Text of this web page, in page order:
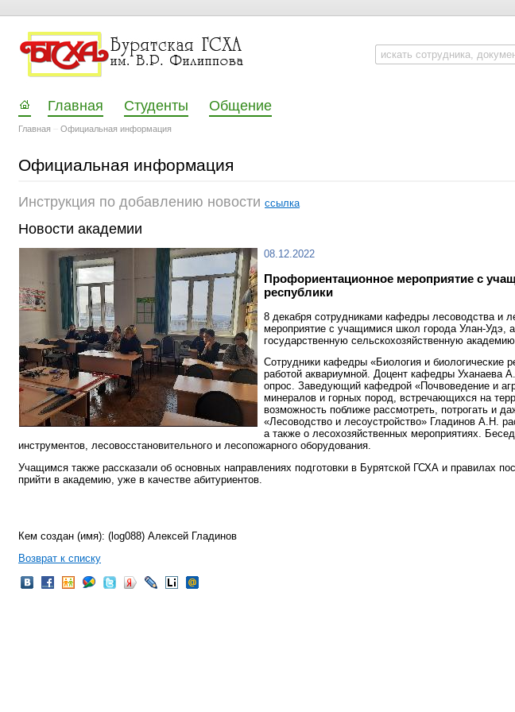
Главная Студенты Общение
Главная Официальная информация
Официальная информация
Инструкция по добавлению новости ссылка
Новости академии
08.12.2022
Профориентационное мероприятие с
республики
8 декабря сотрудниками кафедры лесоводства и
мероприятие с учащимися школ города Улан-Удэ,
государственную сельскохозяйственную
Сотрудники кафедры «Биология и биологические
работой аквариумной. Доцент кафедры
опрос. Заведующий кафедрой «Почвоведение и
минералов и горных пород, встречающихся на
возможность поближе рассмотреть, потрогать и
«Лесоводство и лесоустройство» Гладинов А.Н.
а также о лесохозяйственных мероприятиях.
инструментов, лесовосстановительного и лесопожарного оборудования.
Учащимся также рассказали об основных направлениях подготовки в Бурятской ГСХА и правилах
прийти в академию, уже в качестве абитуриентов.
Кем создан (имя): (log088) Алексей Гладинов
Возврат к списку